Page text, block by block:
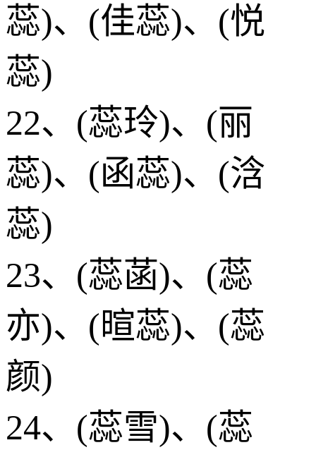
蕊)、(佳蕊)、(悦
蕊)
22、(蕊玲)、(丽
蕊)、(函蕊)、(浛
蕊)
23、(蕊菡)、(蕊
亦)、(暄蕊)、(蕊
颜)
24、(蕊雪)、(蕊